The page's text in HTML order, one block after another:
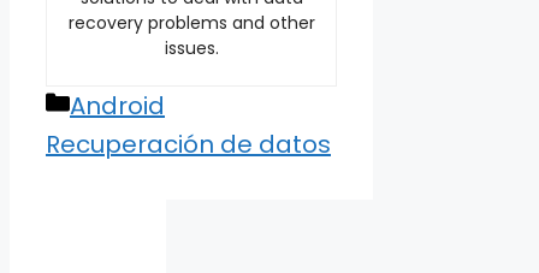
recovery problems and other
issues.
Categories
Android
Recuperación de datos